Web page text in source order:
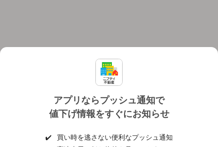
アプリならプッシュ通知で
値下げ情報をすぐにお知らせ
✔️
買い時を逃さない便利なプッシュ通知
個人情報保護ポリシー 利用規約
ヘルプ・お問い合わせ 採用情報